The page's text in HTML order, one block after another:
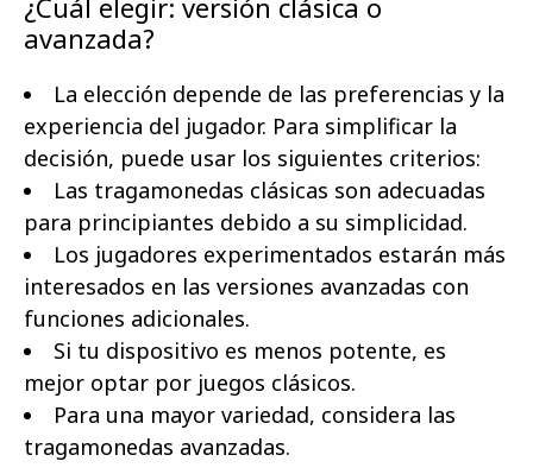
¿Cuál elegir: versión clásica o
avanzada?
La elección depende de las preferencias y la
experiencia del jugador. Para simplificar la
decisión, puede usar los siguientes criterios:
Las tragamonedas clásicas son adecuadas
para principiantes debido a su simplicidad.
Los jugadores experimentados estarán más
interesados ​​en las versiones avanzadas con
funciones adicionales.
Si tu dispositivo es menos potente, es
mejor optar por juegos clásicos.
Para una mayor variedad, considera las
tragamonedas avanzadas.